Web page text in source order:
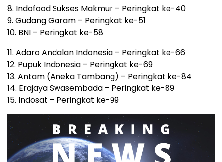
8. Indofood Sukses Makmur – Peringkat ke-40
9. Gudang Garam – Peringkat ke-51
10. BNI – Peringkat ke-58
11. Adaro Andalan Indonesia – Peringkat ke-66
12. Pupuk Indonesia – Peringkat ke-69
13. Antam (Aneka Tambang) – Peringkat ke-84
14. Erajaya Swasembada – Peringkat ke-89
15. Indosat – Peringkat ke-99